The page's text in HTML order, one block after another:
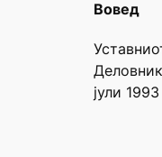
Вовед
јули